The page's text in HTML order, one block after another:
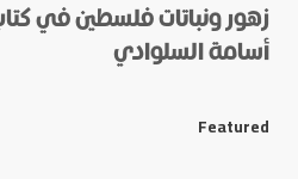
E-mail
*
زهور ونباتات فلسطين في
أسامة السلوادي
Featured